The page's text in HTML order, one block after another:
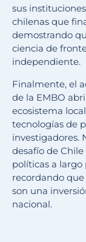
sus
chilenas que
demostrando
ciencia de
independiente.
Finalmente, el
de la EMBO
ecosistema
tecnologías de
investigadores.
desafío de
políticas a
recordando que
son una
nacional.